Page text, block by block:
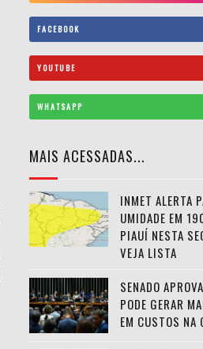
FACEBOOK
YOUTUBE
WHATSAPP
MAIS ACESSADAS...
INMET ALERTA
UMIDADE EM
PIAUÍ NESTA
VEJA LISTA
SENADO
PODE GERAR
EM CUSTOS NA